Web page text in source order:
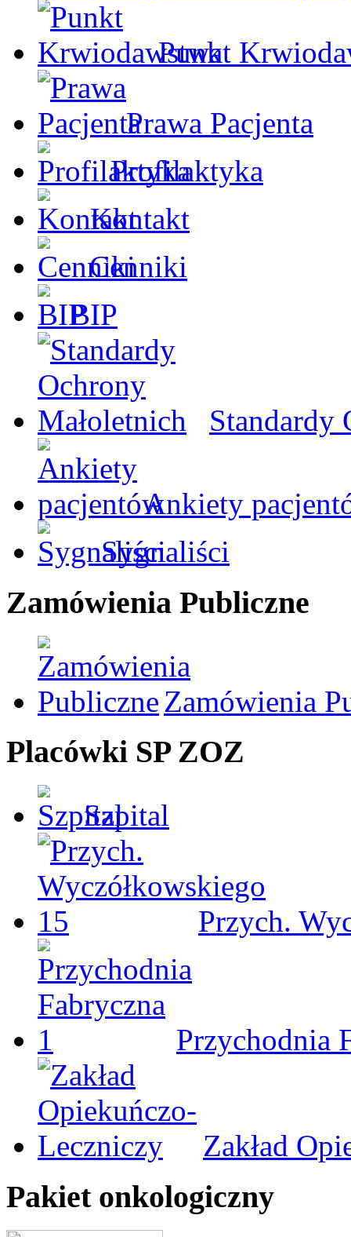
Punkt
Prawa Pacjenta
Profilaktyka
Kontakt
Cenniki
BIP
Standardy
Ankiety
Sygnaliści
Zamówienia Publiczne
Zamówienia
Placówki SP ZOZ
Szpital
Przych.
Przychodnia
Zakład
Pakiet onkologiczny